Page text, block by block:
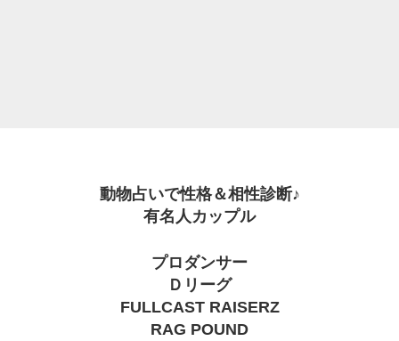
動物占いで性格＆相性診断♪
有名人カップル
プロダンサー
Ｄリーグ
FULLCAST RAISERZ
RAG POUND